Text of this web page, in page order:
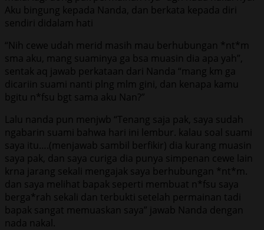
Aku bingung kepada Nanda, dan berkata kepada diri
sendiri didalam hati
“Nih cewe udah merid masih mau berhubungan *nt*m
sma aku, mang suaminya ga bsa muasin dia apa yah”,
sentak aq jawab perkataan dari Nanda “mang km ga
dicariin suami nanti plng mlm gini, dan kenapa kamu
bgitu n*fsu bgt sama aku Nan?”
Lalu nanda pun menjwb “Tenang saja pak, saya sudah
ngabarin suami bahwa hari ini lembur. kalau soal suami
saya itu….(menjawab sambil berfikir) dia kurang muasin
saya pak, dan saya curiga dia punya simpenan cewe lain
krna jarang sekali mengajak saya berhubungan *nt*m.
dan saya melihat bapak seperti membuat n*fsu saya
berga*rah sekali dan terbukti setelah permainan tadi
bapak sangat memuaskan saya” jawab Nanda dengan
nada nakal.